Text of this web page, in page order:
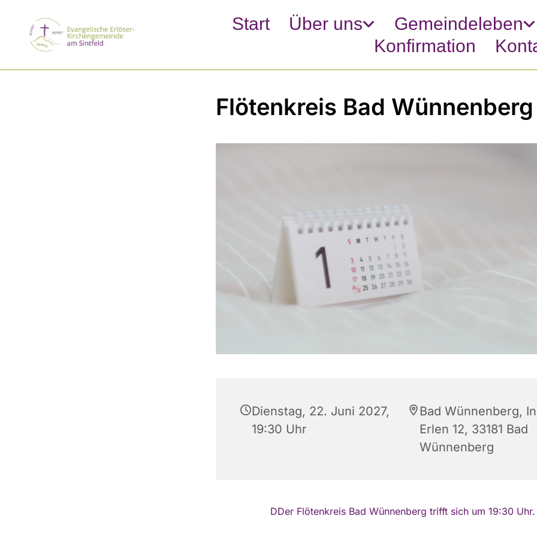
Start Über uns
Gemeindeleben
Konfirmation
Flötenkreis Bad Wünnenberg
Dienstag, 22. Juni 2027,
19:30 Uhr
Bad Wünnenberg,
Erlen 12, 33181 Bad
Wünnenberg
DDer Flötenkreis Bad Wünnenberg trifft sich um 19:30 Uhr.